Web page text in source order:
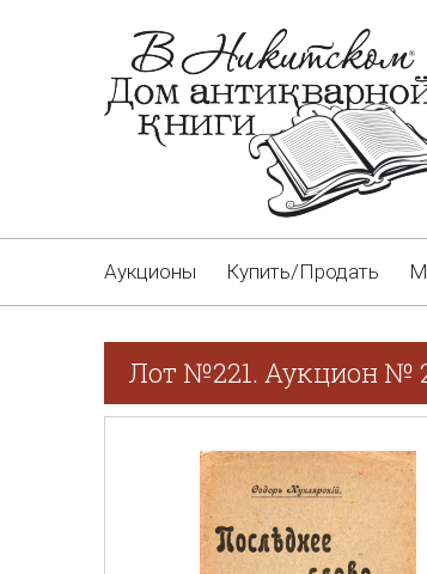
Аукционы Купить/Продать
Лот №221. Аукцион №